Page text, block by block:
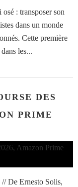
: transposer son
dans un monde
Cette première
les...
DES
PRIME
De Ernesto Solis,